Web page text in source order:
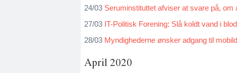
24/03 Seruminstituttet afviser at svare på,
27/03 IT-Politisk Forening: Slå koldt vand i
28/03 Myndighederne ønsker adgang til
April 2020